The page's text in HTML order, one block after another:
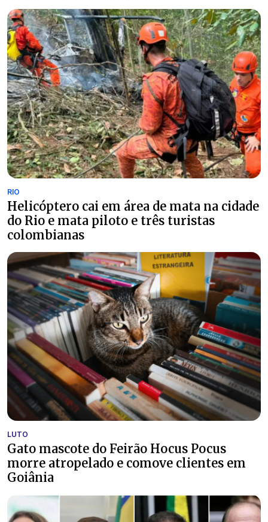
RIO
Helicóptero cai em área de mata na cidade
do Rio e mata piloto e três turistas
colombianas
LUTO
Gato mascote do Feirão Hocus Pocus
morre atropelado e comove clientes em
Goiânia